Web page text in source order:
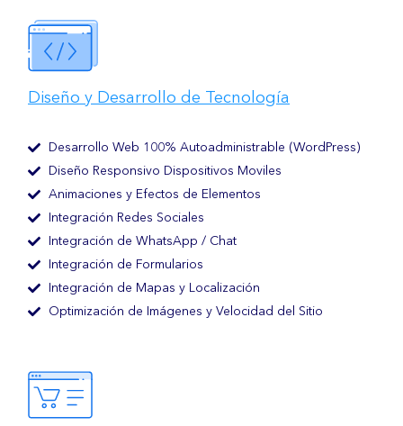
Diseño y Desarrollo de Tecnología
Desarrollo Web 100% Autoadministrable (WordPress)
Diseño Responsivo Dispositivos Moviles
Animaciones y Efectos de Elementos
Integración Redes Sociales
Integración de WhatsApp / Chat
Integración de Formularios
Integración de Mapas y Localización
Optimización de Imágenes y Velocidad del Sitio